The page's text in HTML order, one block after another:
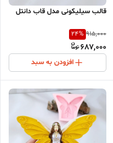
قالب سیلیکونی مدل قاب دانتل
915,000
24%
687,000
افزودن به سبد